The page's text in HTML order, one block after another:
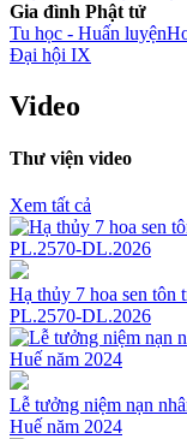
Gia đình Phật tử
Tu học - Huấn luyện
Đại hội IX
Video
Thư viện video
Xem tất cả
Hạ thủy 7 hoa sen tôn
PL.2570-DL.2026
Lễ tưởng niệm nạn
Huế năm 2024